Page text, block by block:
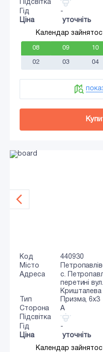
Підсвітка
Гід
-
Ціна
уточніть
Календар
08 09 10
02 03 04
Код
440930
Місто
Адреса
с.
перетині
Кришталева
Тип
Призма, 6х3
Сторона
A
Підсвітка
Гід
-
Ціна
уточніть
Календар